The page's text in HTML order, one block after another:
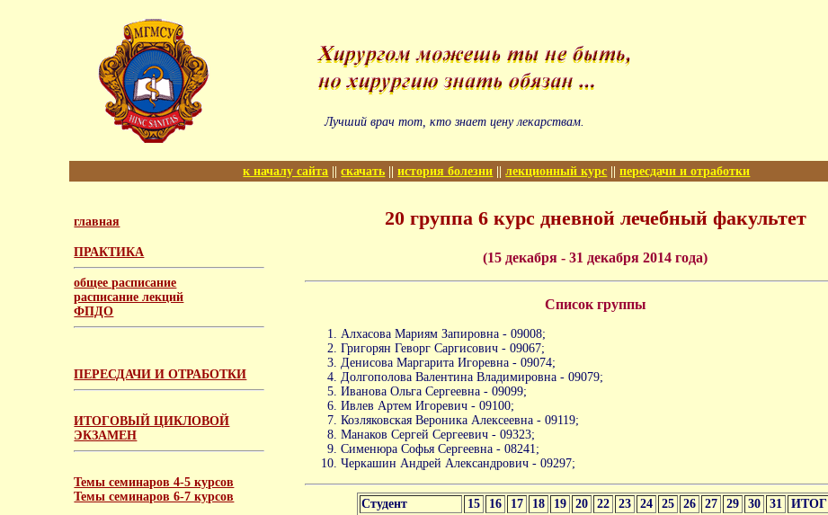
Лучший врач тот, кто знает цену лекарствам.
к началу сайта ||скачать ||история болезни ||лекционный курс ||пересдачи и отработки
главная
ПРАКТИКА
общее расписание
расписание лекций
ФПДО
ПЕРЕСДАЧИ И ОТРАБОТКИ
ИТОГОВЫЙ ЦИКЛОВОЙ
ЭКЗАМЕН
Темы семинаров 4-5 курсов
Темы семинаров 6-7 курсов
20 группа 6 курс дневной лечебный факультет
(15 декабря - 31 декабря 2014 года)
Список группы
Алхасова Мариям Запировна - 09008;
Григорян Геворг Саргисович - 09067;
Денисова Маргарита Игоревна - 09074;
Долгополова Валентина Владимировна - 09079;
Иванова Ольга Сергеевна - 09099;
Ивлев Артем Игоревич - 09100;
Козляковская Вероника Алексеевна - 09119;
Манаков Сергей Сергеевич - 09323;
Сименюра Софья Сергеевна - 08241;
Черкашин Андрей Александрович - 09297;
Студент 15 16 17 18 19 20 22 23 24 25 26 27 29 30 31
ИТОГ